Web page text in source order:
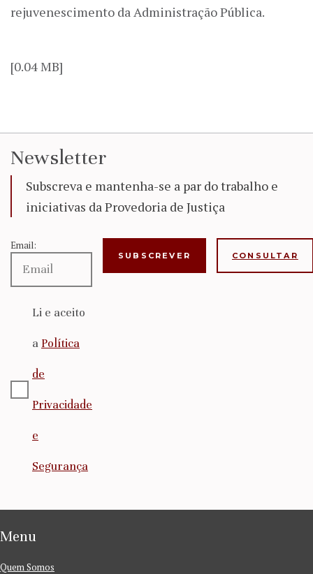
rejuvenescimento da Administração Pública.
[0.04 MB]
Newsletter
Subscreva e mantenha-se a par do trabalho e
iniciativas da Provedoria de Justiça
Email:
Li e aceito
a Política
de
Privacidade
e
Segurança
CONSULTAR
Menu
Quem Somos